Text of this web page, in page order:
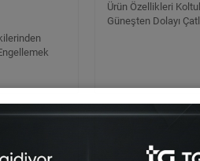
Ürün Özellikleri
Güneşten Dolayı